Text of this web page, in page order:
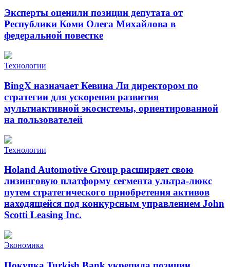
Эксперты оценили позиции депутата от
Республики Коми Олега Михайлова в
федеральной повестке
Технологии
BingX назначает Кевина Ли директором по
стратегии для ускорения развития
мультиактивной экосистемы, ориентированной
на пользователей
Технологии
Holand Automotive Group расширяет свою
лизинговую платформу сегмента ультра-люкс
путем стратегического приобретения активов
находящейся под конкурсным управлением John
Scotti Leasing Inc.
Экономика